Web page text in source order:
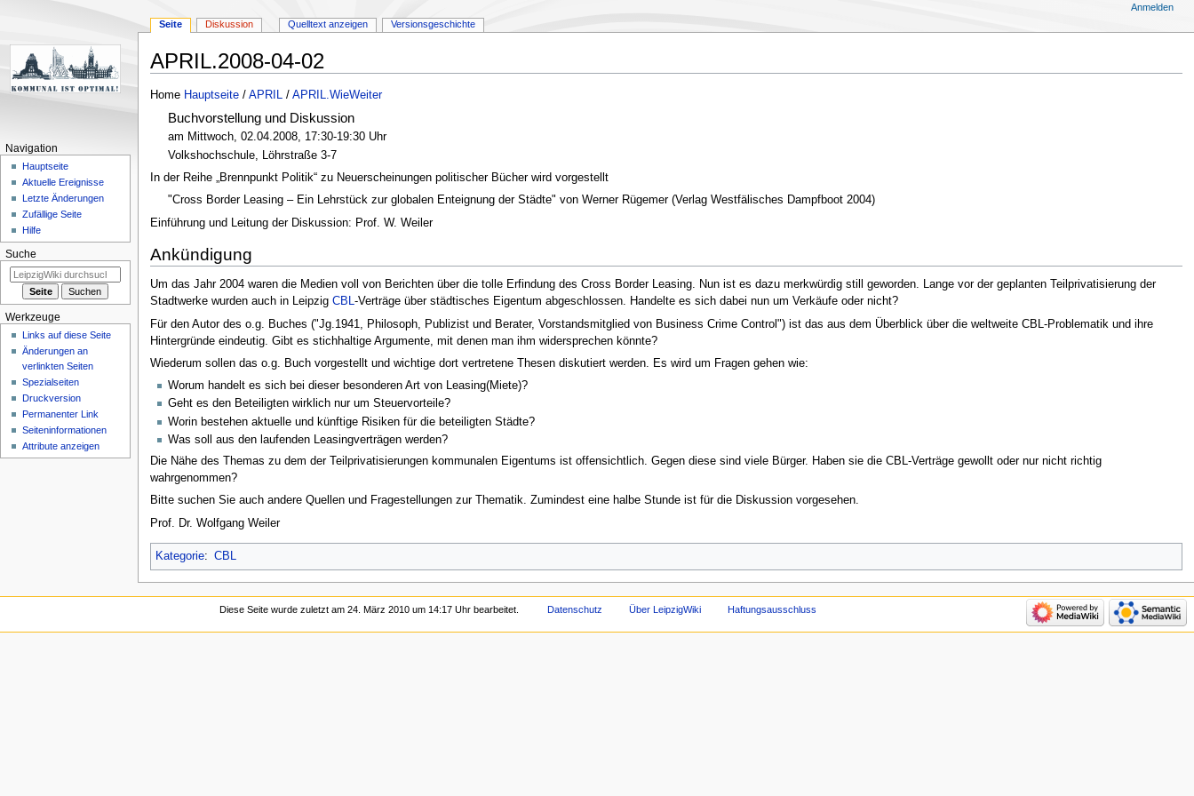
APRIL.2008-04-02
Zur
Navigation
Zur
Suche
Home Hauptseite/ APRIL / APRIL.WieWeiter
Buchvorstellung und Diskussion
am Mittwoch, 02.04.2008, 17:30-19:30 Uhr
Volkshochschule, Löhrstraße 3-7
In der Reihe „Brennpunkt Politik“ zu Neuerscheinungen politischer Bücher wird vorgestellt
"Cross Border Leasing – Ein Lehrstück zur globalen Enteignung der Städte" von Werner Rügemer (Verlag Westfälisches Dampfboot 2004)
Einführung und Leitung der Diskussion: Prof. W. Weiler
Ankündigung
Um das Jahr 2004 waren die Medien voll von Berichten über die tolle Erfindung des Cross Border Leasing. Nun ist es dazu merkwürdig still geworden. Lange vor der geplanten Teilprivatisierung der
Stadtwerke wurden auch in Leipzig CBL-Verträge über städtisches Eigentum abgeschlossen. Handelte es sich dabei nun um Verkäufe oder nicht?
Für den Autor des o.g. Buches ("Jg.1941, Philosoph, Publizist und Berater, Vorstandsmitglied von Business Crime Control") ist das aus dem Überblick über die weltweite CBL-Problematik und ihre
Hintergründe eindeutig. Gibt es stichhaltige Argumente, mit denen man ihm widersprechen könnte?
Wiederum sollen das o.g. Buch vorgestellt und wichtige dort vertretene Thesen diskutiert werden. Es wird um Fragen gehen wie:
Worum handelt es sich bei dieser besonderen Art von Leasing(Miete)?
Geht es den Beteiligten wirklich nur um Steuervorteile?
Worin bestehen aktuelle und künftige Risiken für die beteiligten Städte?
Was soll aus den laufenden Leasingverträgen werden?
Die Nähe des Themas zu dem der Teilprivatisierungen kommunalen Eigentums ist offensichtlich. Gegen diese sind viele Bürger. Haben sie die CBL-Verträge gewollt oder nur nicht richtig
wahrgenommen?
Bitte suchen Sie auch andere Quellen und Fragestellungen zur Thematik. Zumindest eine halbe Stunde ist für die Diskussion vorgesehen.
Prof. Dr. Wolfgang Weiler
Kategorie: CBL
Seite Diskussion Quelltext anzeigen Versionsgeschichte
Anmelden
Navigation
Hauptseite
Aktuelle Ereignisse
Letzte Änderungen
Zufällige Seite
Hilfe
Suche
Werkzeuge
Links auf diese Seite
Änderungen an
verlinkten Seiten
Spezialseiten
Druckversion
Permanenter Link
Seiten­informationen
Attribute anzeigen
Diese Seite wurde zuletzt am 24. März 2010 um 14:17 Uhr bearbeitet. Datenschutz Über LeipzigWiki Haftungsausschluss